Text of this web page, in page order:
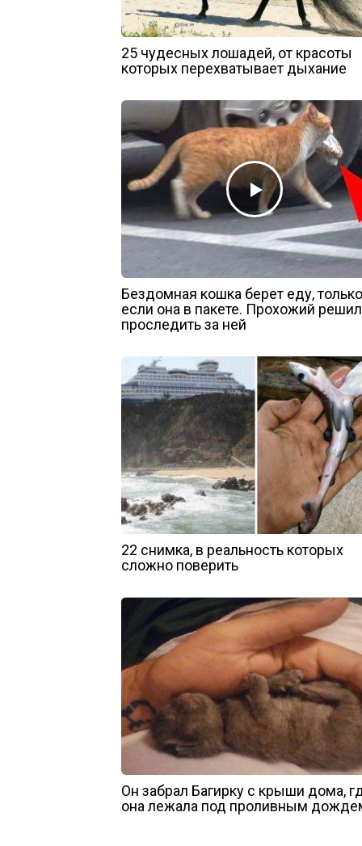
25 чудесных лошадей, от красоты
которых перехватывает дыхание
Бездомная кошка берет еду, только
если она в пакете. Прохожий решил
проследить за ней
22 снимка, в реальность которых
сложно поверить
Он забрал Багирку с крыши дома,
она лежала под проливным